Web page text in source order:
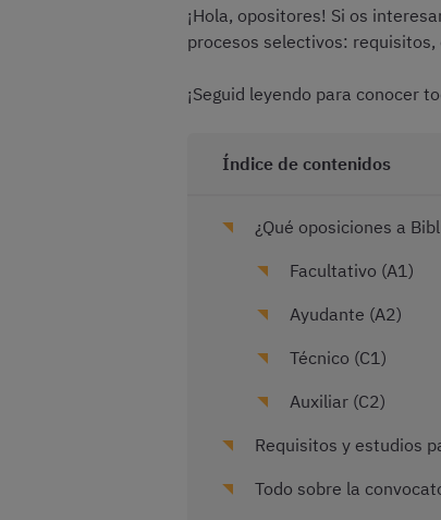
¡Hola, opositores! Si os
procesos selectivos:
¡Seguid leyendo para conocer
Índice de contenidos
¿Qué oposiciones a
Facultativo (A1)
Ayudante (A2)
Técnico (C1)
Auxiliar (C2)
Requisitos y estudios
Todo sobre la